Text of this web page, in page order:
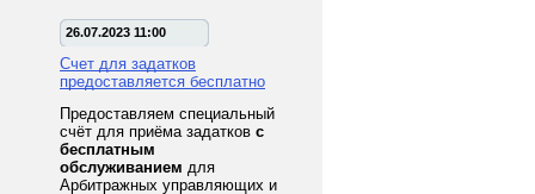
26.07.2023 11:00
Счет для задатков
предоставляется бесплатно
Предоставляем специальный
счёт для приёма задатков с
бесплатным
обслуживанием для
Арбитражных управляющих и